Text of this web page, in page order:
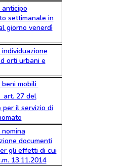
settimanale in
giorno venerdì
orti urbani e
mobili 
art. 27 del
per il servizio di
documenti
gli effetti di cui
13.11.2014